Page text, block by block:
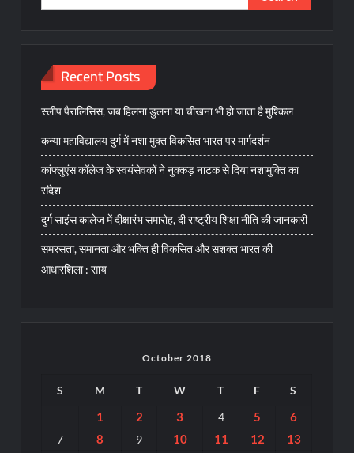
for:
Recent Posts
स्लीप पैरालिसिस, जब हिलना डुलना या चीखना भी हो जाता है मुश्किल
कन्या महाविद्यालय दुर्ग में नशा मुक्त विकसित भारत पर मार्गदर्शन
कांफ्लुएंस कॉलेज के स्वयंसेवकों ने नुक्कड़ नाटक से दिया नशामुक्ति का
संदेश
दुर्ग साइंस कालेज में दीक्षारंभ समारोह, दी राष्ट्रीय शिक्षा नीति की जानकारी
समरसता, समानता और भक्ति ही विकसित और सशक्त भारत की
आधारशिला : साय
October 2018
S M T W T F S
1 2 3 4 5 6
7 8 9 10 11 12
13